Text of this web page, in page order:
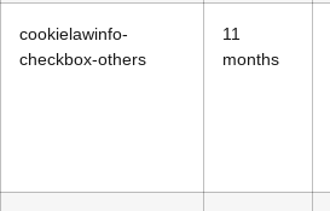
cookielawinfo-
checkbox-others
11
months